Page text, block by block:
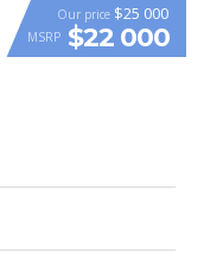
VIDEO
Our price $25 000
MSRP $22 000